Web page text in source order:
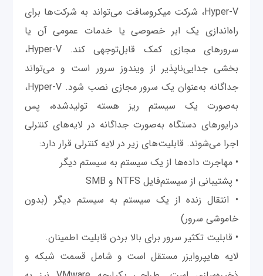
Hyper-V، شرکت میکروسافت می‌تواند به شرکت‌ها برای
راه‌اندازی یک ابر خصوصی یا خدمات عمومی آن یا
سرورهای مجازی کمک قابل‌توجهی کند. Hyper-V،
بخشی جدایی‌ناپذیر از ویندوز سرور است و می‌تواند
جداگانه به‌عنوان یک سرور مجازی نصب شود. Hyper-V،
به‌صورت یک سیستم ریز هسته تولیدشده، پس
درایور‌های دستگاه به‌صورت جداگانه در لایه‌های کنترلی
اجرا می‌شوند. قابلیت‌های زیر در لایه کنترلی قرار دارد:
• مهاجرت داده‌ها از یک سیستم به سیستم دیگر
• پشتیبانی از سیستم‌فایل NTFS و SMB
• انتقال زنده از یک سیستم به سیستم دیگر (بدون
خاموشی سرور)
• قابلیت تکثیر سرور برای بالا بردن قابلیت اطمینان.
لایه هایپروایزر مستقل است و شامل قسمت شبکه و